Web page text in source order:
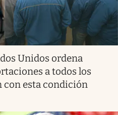
Unidos ordena
a todos los
con esta condición